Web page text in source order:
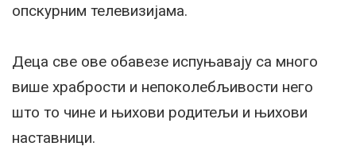
опскурним телевизијама.
Деца све ове обавезе испуњавају са много
више храбрости и непоколебљивости него
што то чине и њихови родитељи и њихови
наставници.